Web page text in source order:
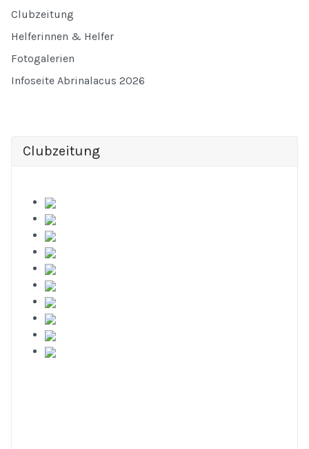
Clubzeitung
Helferinnen & Helfer
Fotogalerien
Infoseite Abrinalacus 2026
Clubzeitung